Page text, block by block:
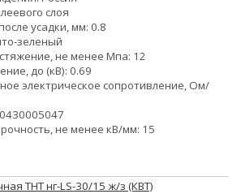
слоя
усадки, мм: 0.8
зеленый
не менее Мпа: 12
до (кВ): 0.69
электрическое сопротивление, Ом/
не менее кВ/мм: 15
ТНТ нг-LS-30/15 ж/з (КВТ)